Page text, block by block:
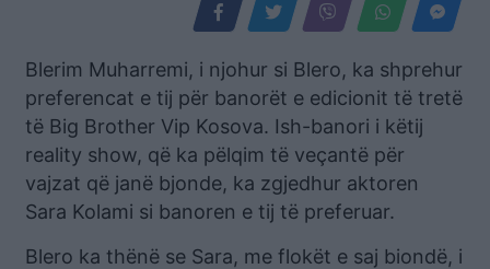
Blerim Muharremi, i njohur si Blero, ka shprehur
preferencat e tij për banorët e edicionit të tretë
të Big Brother Vip Kosova. Ish-banori i këtij
reality show, që ka pëlqim të veçantë për
vajzat që janë bjonde, ka zgjedhur aktoren
Sara Kolami si banoren e tij të preferuar.
Blero ka thënë se Sara, me flokët e saj biondë, i